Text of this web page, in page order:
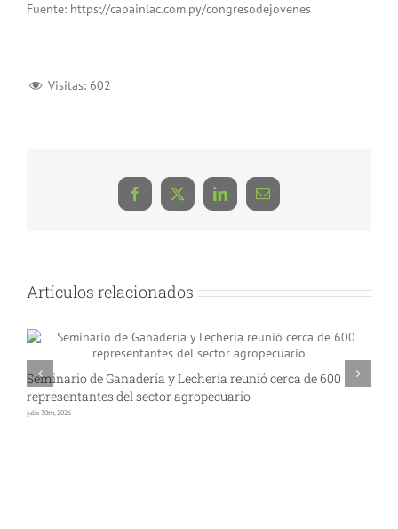
Fuente: https://capainlac.com.py/congresodejovenes
Visitas: 602
Facebook
X LinkedInCorreo
electrónico
Artículos relacionados
Seminario de Ganadería y Lechería reunió cerca de 600
representantes del sector agropecuario
julio 30th, 2026